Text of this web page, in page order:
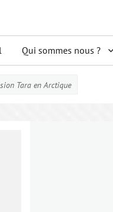
Qui sommes nous ?
Tara en Arctique